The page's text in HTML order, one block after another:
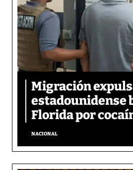
Migración
estadounidense
Florida por
NACIONAL